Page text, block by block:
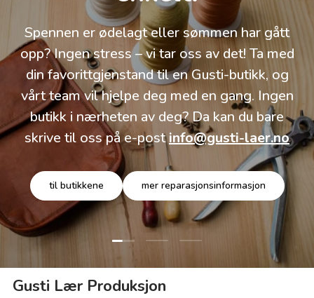
Spennen er ødelagt eller sømmen har gått
opp? Ingen stress – vi tar oss av det! Ta med
din favorittgjenstand til en Gusti-butikk, og
vårt team vil hjelpe deg med en gang. Ingen
butikk i nærheten av deg? Da kan du bare
skrive til oss på e-postinfo@gusti-laer.no
til butikkene mer reparasjonsinformasjon
Last lysbilde 1 av 3
Last lysbilde 2 av 3
Last lysbilde 3 av 3
Gusti Lær Produksjon